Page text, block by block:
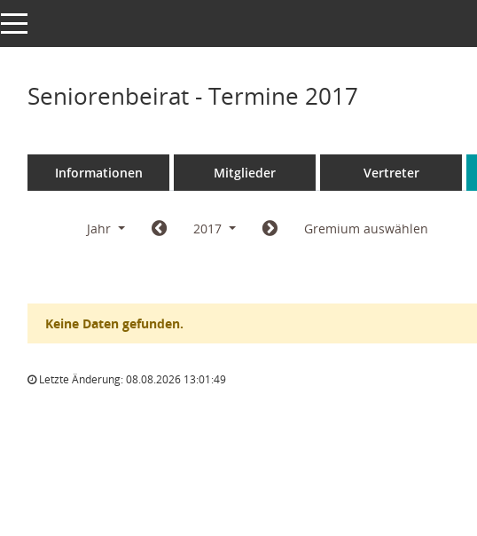
Toggle navigation
Seniorenbeirat - Termine 2017
Informationen Mitglieder Vertreter
Jahr 2017 Gremium auswählen
Keine Daten gefunden.
Letzte Änderung: 08.08.2026 13:01:49